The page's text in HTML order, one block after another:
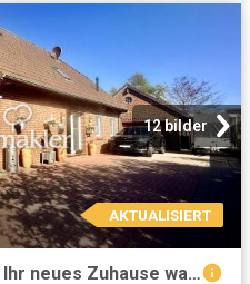
12 bilder
AKTUALISIERT
Einziehen statt sanieren – Ihr neues Zuhause wartet bereits auf Sie!